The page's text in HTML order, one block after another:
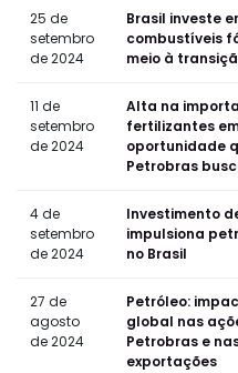
25 de
setembro
de 2024
Brasil investe
combustíveis
meio à
11 de
setembro
de 2024
Alta na
fertilizantes
oportunidade
Petrobras
4 de
setembro
de 2024
Investimento
impulsiona
no Brasil
27 de
agosto
de 2024
Petróleo:
global nas
Petrobras e
exportações